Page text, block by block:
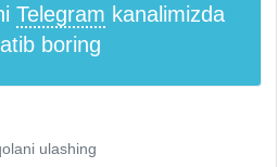
Telegram kanalimizda
boring
ulashing